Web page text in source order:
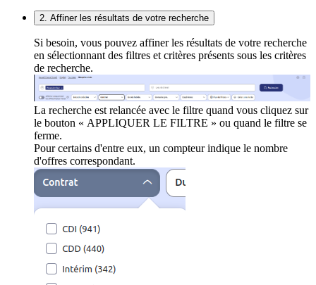
2. Affiner les résultats de votre recherche
Si besoin, vous pouvez affiner les résultats de votre recherche
en sélectionnant des filtres et critères présents sous les critères
de recherche.
La recherche est relancée avec le filtre quand vous cliquez sur
le bouton « APPLIQUER LE FILTRE » ou quand le filtre se
ferme.
Pour certains d'entre eux, un compteur indique le nombre
d'offres correspondant.